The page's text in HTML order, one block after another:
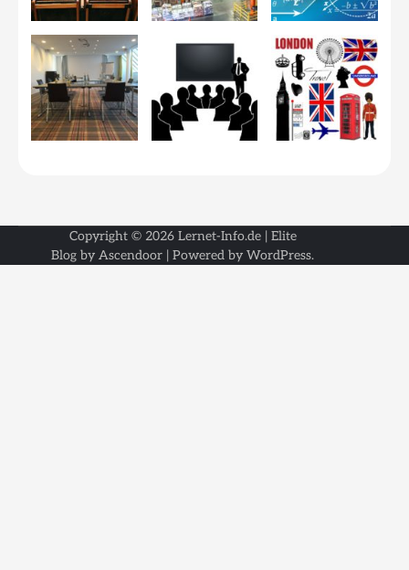
Copyright © 2026 Lernet-Info.de| Elite
Blog by Ascendoor | Powered by WordPress.